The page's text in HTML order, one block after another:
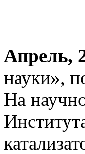
Апрель,
науки»,
На